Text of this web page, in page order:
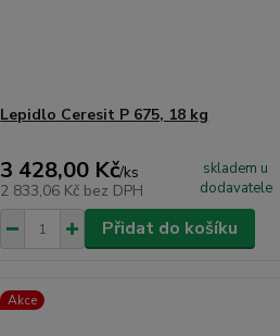
Lepidlo Ceresit P 675, 18 kg
3 428,00 Kč/ks
2 833,06 Kč bez DPH
skladem u
dodavatele
Přidat do košíku
Akce